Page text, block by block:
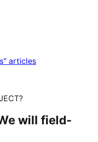
articles
will field-